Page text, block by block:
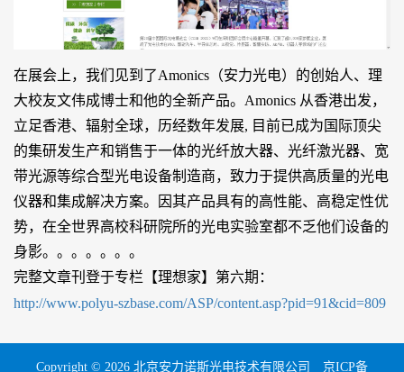
在展会上，我们见到了Amonics（安力光电）的创始人、理
大校友文伟成博士和他的全新产品。Amonics 从香港出发，
立足香港、辐射全球，历经数年发展, 目前已成为国际顶尖
的集研发生产和销售于一体的光纤放大器、光纤激光器、宽
带光源等综合型光电设备制造商，致力于提供高质量的光电
仪器和集成解决方案。因其产品具有的高性能、高稳定性优
势，在全世界高校科研院所的光电实验室都不乏他们设备的
身影。。。。。。。
完整文章刊登于专栏【理想家】第六期：
http://www.polyu-szbase.com/ASP/content.asp?pid=91&cid=809
Copyright © 2026 北京安力诺斯光电技术有限公司 京ICP备